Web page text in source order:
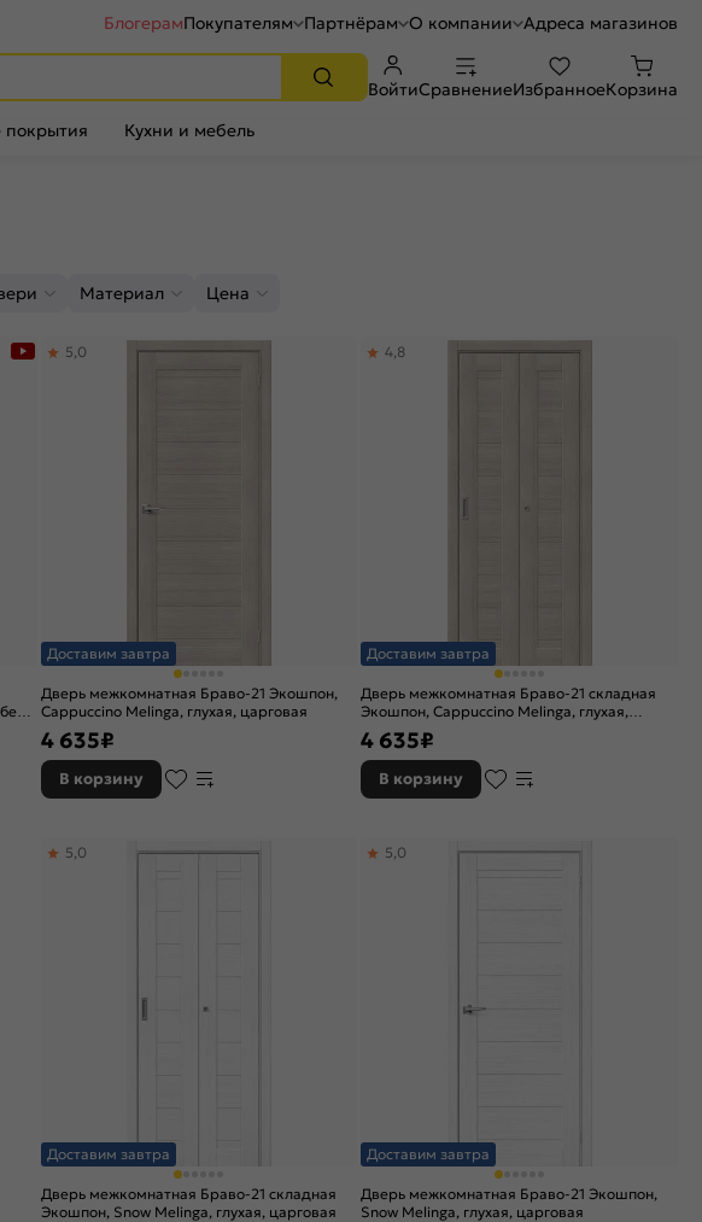
БлогерамПокупателям Партнёрам О компании Адреса магазинов
ВойтиСравнениеИзбранноеКорзина
покрытия Кухни и мебель
Материал Цена
Доставим завтра
Дверь межкомнатная Браво-21 Экошпон,
Cappuccino Melinga, глухая, царговая
5,0
4 635₽
В корзину
Доставим завтра
Дверь межкомнатная Браво-21 складная
Экошпон, Cappuccino Melinga, глухая,
царговая
4,8
4 635₽
В корзину
Доставим завтра
Дверь межкомнатная Браво-21 складная
Экошпон, Snow Melinga, глухая, царговая
5,0
Доставим завтра
Дверь межкомнатная Браво-21 Экошпон,
Snow Melinga, глухая, царговая
5,0